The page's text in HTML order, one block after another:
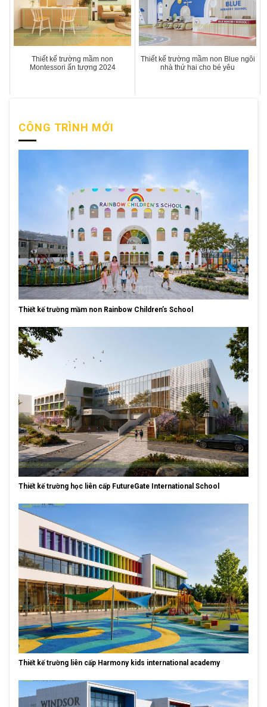
Thiết kế trường mầm non
Montessori ấn tượng 2024
Thiết kế trường mầm non Blue ngôi
nhà thứ hai cho bé yêu
CÔNG TRÌNH MỚI
Thiết kế trường mầm non Rainbow Children’s School
Thiết kế trường học liên cấp FutureGate International School
Thiết kế trường liên cấp Harmony kids international academy